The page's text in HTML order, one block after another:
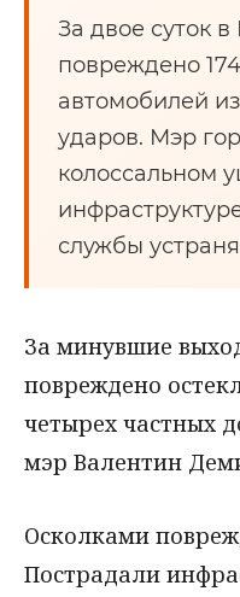
За двое суток
повреждено
автомобилей
ударов. Мэр
колоссальном
службы
За минувшие
повреждено
четырех частных
мэр Валентин
Осколками
Пострадали